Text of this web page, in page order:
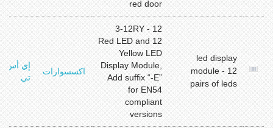
red door
led display
module - 12
pairs of leds
3-12RY - 12
Red LED and 12
Yellow LED
Display Module,
Add suffix “-E”
for EN54
compliant
versions
اكسسوارات
إي أس
تي